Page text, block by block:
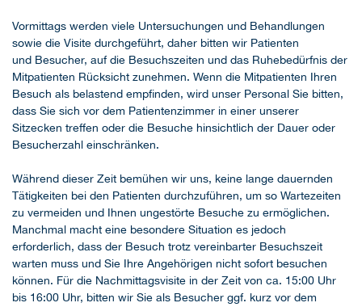
Vormittags werden viele Untersuchungen und Behandlungen
sowie die Visite durchgeführt, daher bitten wir Patienten
und Besucher, auf die Besuchszeiten und das Ruhebedürfnis der
Mitpatienten Rücksicht zunehmen. Wenn die Mitpatienten Ihren
Besuch als belastend empﬁnden, wird unser Personal Sie bitten,
dass Sie sich vor dem Patientenzimmer in einer unserer
Sitzecken treffen oder die Besuche hinsichtlich der Dauer oder
Besucherzahl einschränken.
Während dieser Zeit bemühen wir uns, keine lange dauernden
Tätigkeiten bei den Patienten durchzuführen, um so Wartezeiten
zu vermeiden und Ihnen ungestörte Besuche zu ermöglichen.
Manchmal macht eine besondere Situation es jedoch
erforderlich, dass der Besuch trotz vereinbarter Besuchszeit
warten muss und Sie Ihre Angehörigen nicht sofort besuchen
können. Für die Nachmittagsvisite in der Zeit von ca. 15:00 Uhr
bis 16:00 Uhr, bitten wir Sie als Besucher ggf. kurz vor dem